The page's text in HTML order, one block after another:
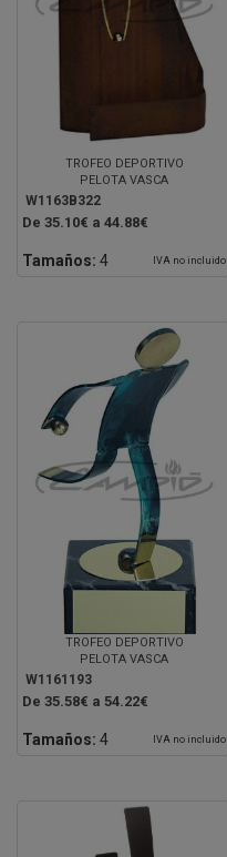
TROFEO DEPORTIVO
PELOTA VASCA
W1163B322
De 35.10€ a 44.88€
Tamaños: 4 IVA no incluido
TROFEO DEPORTIVO
PELOTA VASCA
W1161193
De 35.58€ a 54.22€
Tamaños: 4 IVA no incluido